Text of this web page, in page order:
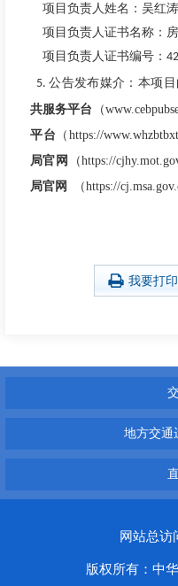
项目负责人姓名：吴红涛
项目负责人证书名称：
项目负责人证书编号：
5.公告发布媒介： 本项
共服务平台
（
平台 （https://
局官 网 （https://
局官网 （https://
我要打印
地方交通
网站总访
版权所有：中